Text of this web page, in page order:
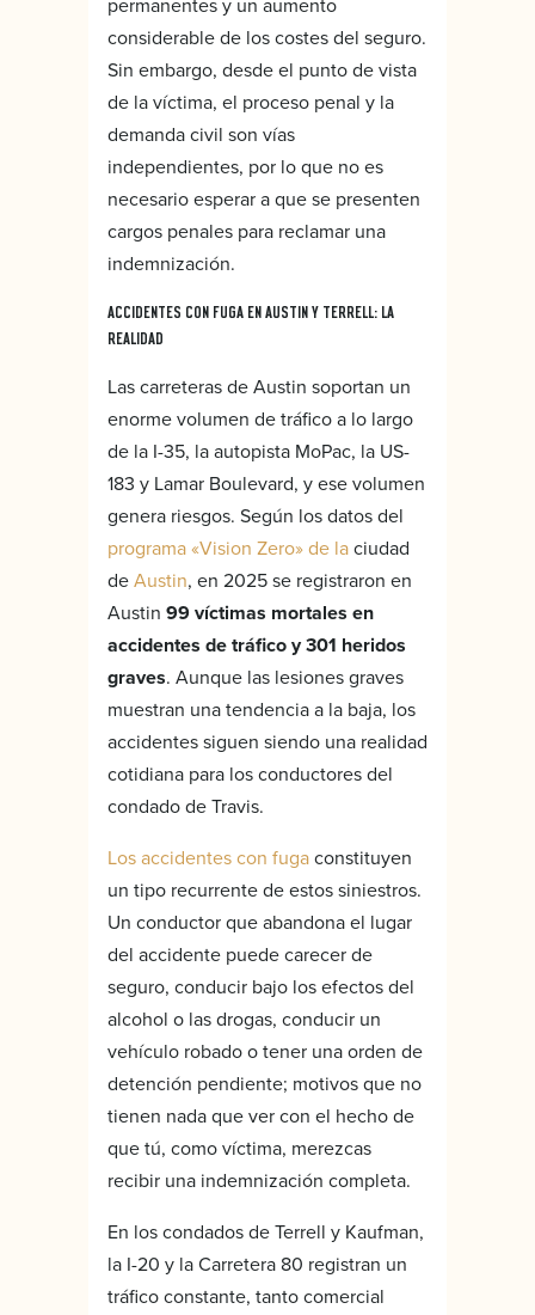
considerable de los costes del seguro.
Sin embargo, desde el punto de vista
de la víctima, el proceso penal y la
demanda civil son vías
independientes, por lo que no es
necesario esperar a que se presenten
cargos penales para reclamar una
indemnización.
ACCIDENTES CON FUGA EN AUSTIN Y TERRELL: LA
REALIDAD
Las carreteras de Austin soportan un
enorme volumen de tráfico a lo largo
de la I-35, la autopista MoPac, la US-
183 y Lamar Boulevard, y ese volumen
genera riesgos. Según los datos del
programa «Vision Zero» de laciudad
deAustin, en 2025 se registraron en
Austin 99 víctimas mortales en
accidentes de tráfico y 301 heridos
graves. Aunque las lesiones graves
muestran una tendencia a la baja, los
accidentes siguen siendo una realidad
cotidiana para los conductores del
condado de Travis.
Los accidentes con fugaconstituyen
un tipo recurrente de estos siniestros.
Un conductor que abandona el lugar
del accidente puede carecer de
seguro, conducir bajo los efectos del
alcohol o las drogas, conducir un
vehículo robado o tener una orden de
detención pendiente; motivos que no
tienen nada que ver con el hecho de
que tú, como víctima, merezcas
recibir una indemnización completa.
En los condados de Terrell y Kaufman,
la I-20 y la Carretera 80 registran un
tráfico constante, tanto comercial